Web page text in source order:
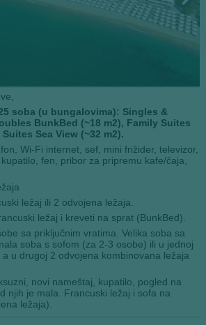
soba (u bungalovima): Singles &
BunkBed (~18 m2), Family Suites
Sea View (~32 m2).
Wi-Fi internet, sef, mini frižider, televizor,
fen, pribor za pripremu kafe/čaja,
ležaj ili 2 odvojena ležaja.
ležaj i kreveti na sprat (BunkBed).
sa priključnim vratima. Velika soba sa
soba s sofom (za 2-3 osobe) ili u jednoj
u drugoj 2 odvojena kombinovana ležaja
novi nameštaj, kupatilo, pogled na
njih je mala. Francuski ležaj i sofa na
ležaja).